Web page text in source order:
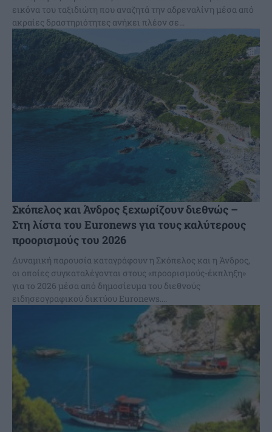
εικόνα του ταξιδιώτη που αναζητά την αδρεναλίνη μέσα από
ακραίες δραστηριότητες ανήκει πλέον σε...
Σκόπελος και Άνδρος ξεχωρίζουν διεθνώς –
Στη λίστα του Euronews για τους καλύτερους
προορισμούς του 2026
Δυναμική παρουσία καταγράφουν η Σκόπελος και η Άνδρος,
οι οποίες συγκαταλέγονται στους «προορισμούς-έκπληξη»
για το 2026 μέσα από δημοσίευμα του διεθνούς
ειδησεογραφικού δικτύου Euronews....